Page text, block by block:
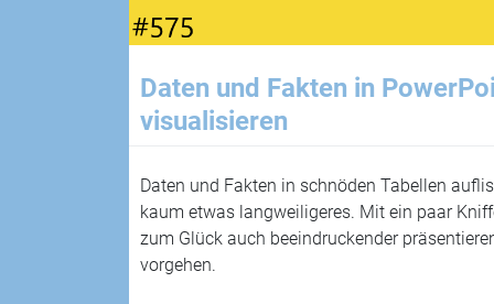
Daten und Fakten in
visualisieren
Daten und Fakten in schnöden Tabellen
kaum etwas langweiligeres. Mit ein paar
zum Glück auch beeindruckender
vorgehen.